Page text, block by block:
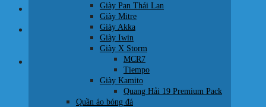
Giày Pan Thái Lan
Giày Mitre
Giày Akka
Giày Iwin
Giày X Storm
MCR7
Tiempo
Giày Kamito
Quang Hải 19 Premium Pack
Quần áo bóng đá